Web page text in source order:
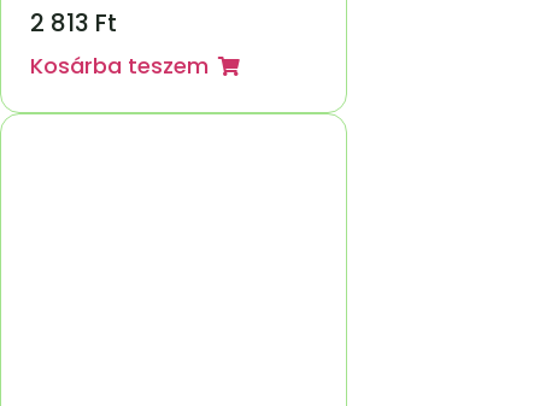
2 813 Ft
Kosárba teszem